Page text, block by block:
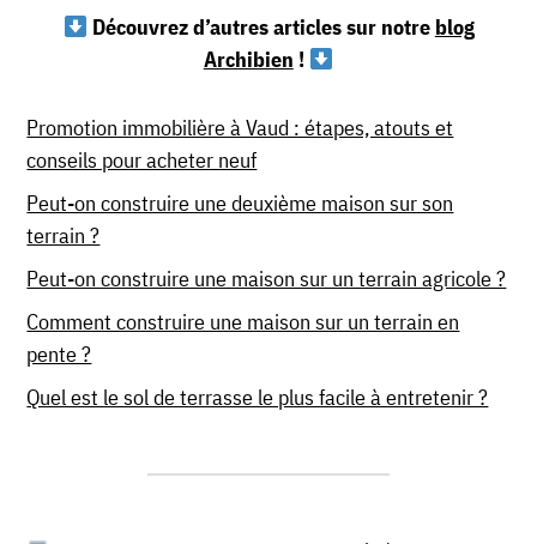
Découvrez d’autres articles sur notre blog
Archibien !
Promotion immobilière à Vaud : étapes, atouts et
conseils pour acheter neuf
Peut-on construire une deuxième maison sur son
terrain ?
Peut-on construire une maison sur un terrain agricole ?
Comment construire une maison sur un terrain en
pente ?
Quel est le sol de terrasse le plus facile à entretenir ?